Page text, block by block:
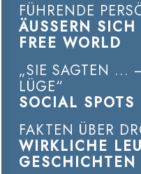
FÜHRENDE
ÄUSSERN SICH
FREE WORLD
„SIE SAGTEN ...
LÜGE“
SOCIAL SPOTS
FAKTEN ÜBER
WIRKLICHE
GESCHICHTEN